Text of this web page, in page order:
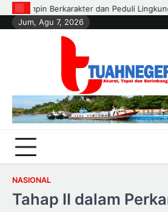
Skip
to
Pemko Pekanbaru Salurkan
Jum, Agu 7, 2026
NASIONAL
Tahap II dalam